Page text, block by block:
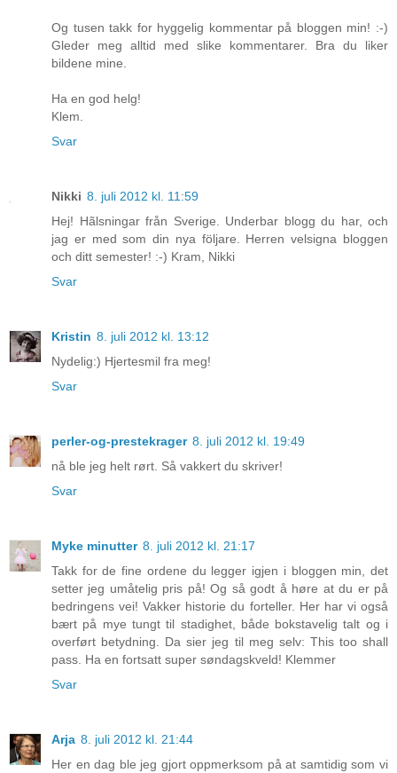
Og tusen takk for hyggelig kommentar på bloggen min! :-)
Gleder meg alltid med slike kommentarer. Bra du liker
bildene mine.
Ha en god helg!
Klem.
Svar
Nikki 8. juli 2012 kl. 11:59
Hej! Hãlsningar från Sverige. Underbar blogg du har, och
jag er med som din nya följare. Herren velsigna bloggen
och ditt semester! :-) Kram, Nikki
Svar
Kristin 8. juli 2012 kl. 13:12
Nydelig:) Hjertesmil fra meg!
Svar
perler-og-prestekrager 8. juli 2012 kl. 19:49
nå ble jeg helt rørt. Så vakkert du skriver!
Svar
Myke minutter 8. juli 2012 kl. 21:17
Takk for de fine ordene du legger igjen i bloggen min, det
setter jeg umåtelig pris på! Og så godt å høre at du er på
bedringens vei! Vakker historie du forteller. Her har vi også
bært på mye tungt til stadighet, både bokstavelig talt og i
overført betydning. Da sier jeg til meg selv: This too shall
pass. Ha en fortsatt super søndagskveld! Klemmer
Svar
Arja 8. juli 2012 kl. 21:44
Her en dag ble jeg gjort oppmerksom på at samtidig som vi